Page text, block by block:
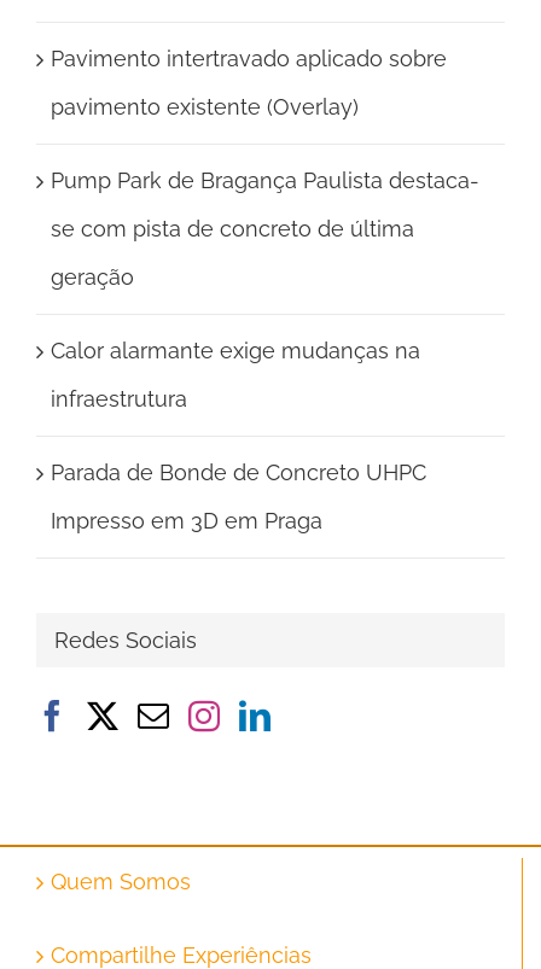
Pavimento intertravado aplicado sobre
pavimento existente (Overlay)
Pump Park de Bragança Paulista destaca-
se com pista de concreto de última
geração
Calor alarmante exige mudanças na
infraestrutura
Parada de Bonde de Concreto UHPC
Impresso em 3D em Praga
Redes Sociais
Quem Somos
Compartilhe Experiências